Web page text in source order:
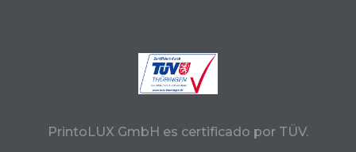
PrintoLUX GmbH es certificado por TÜV.